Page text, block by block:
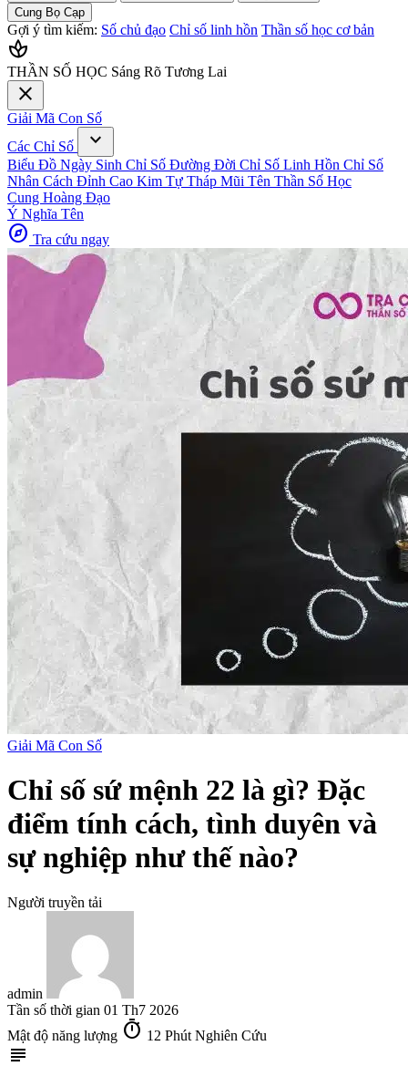
Cung Bọ Cạp
Gợi ý tìm kiếm: Số chủ đạo Chỉ số linh hồn Thần số học cơ bản
spa
THẦN SỐ HỌC Sáng Rõ Tương Lai
close
Giải Mã Con Số
Các Chỉ Số
expand_more
Biểu Đồ Ngày Sinh Chỉ Số Đường Đời Chỉ Số Linh Hồn Chỉ Số
Nhân Cách Đỉnh Cao Kim Tự Tháp Mũi Tên Thần Số Học
Cung Hoàng Đạo
Ý Nghĩa Tên
explore Tra cứu ngay
Giải Mã Con Số
Chỉ số sứ mệnh 22 là gì? Đặc
điểm tính cách, tình duyên và
sự nghiệp như thế nào?
Người truyền tải
admin
Tần số thời gian 01 Th7 2026
Mật độ năng lượng timer 12 Phút Nghiên Cứu
subject